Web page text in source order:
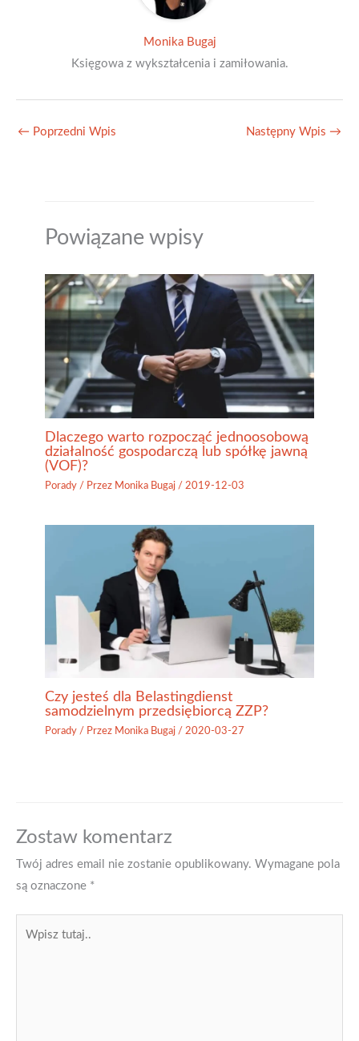
Monika Bugaj
Księgowa z wykształcenia i zamiłowania.
← Poprzedni Wpis Następny Wpis →
Powiązane wpisy
Dlaczego warto rozpocząć jednoosobową
działalność gospodarczą lub spółkę jawną
(VOF)?
Porady / Przez Monika Bugaj / 2019-12-03
Czy jesteś dla Belastingdienst
samodzielnym przedsiębiorcą ZZP?
Porady / Przez Monika Bugaj / 2020-03-27
Zostaw komentarz
Twój adres email nie zostanie opublikowany. Wymagane pola
są oznaczone *